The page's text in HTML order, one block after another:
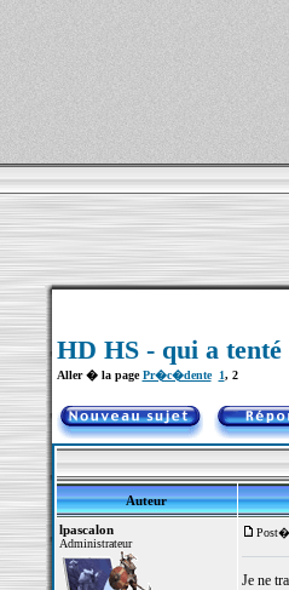
HD HS - qui a
Aller � la pagePr�c�dente 1, 2
Auteur
lpascalon
Administrateur
Post�
Je ne